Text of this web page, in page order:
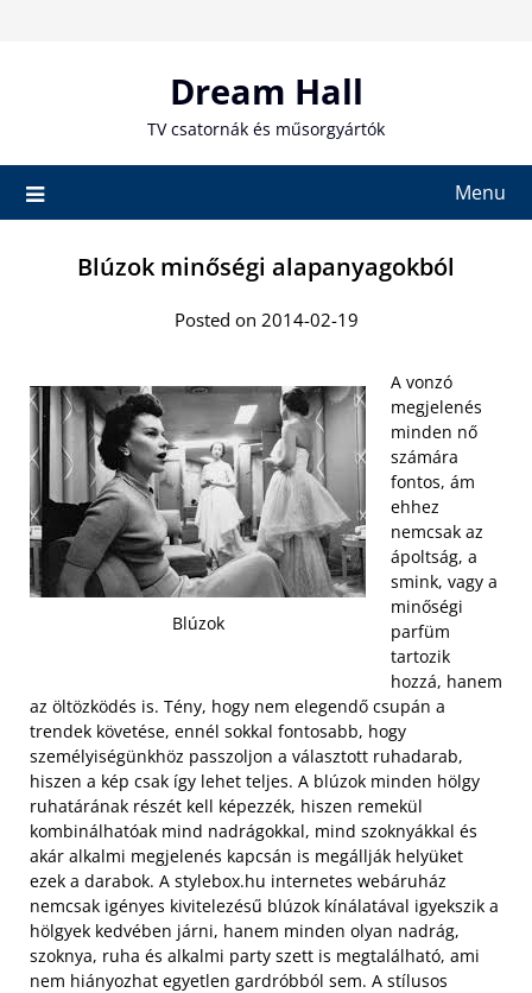
Dream Hall
TV csatornák és műsorgyártók
Menu
Blúzok minőségi alapanyagokból
Posted on 2014-02-19
Blúzok
A vonzó
megjelenés
minden nő
számára
fontos, ám
ehhez
nemcsak az
ápoltság, a
smink, vagy a
minőségi
parfüm
tartozik
hozzá, hanem
az öltözködés is. Tény, hogy nem elegendő csupán a
trendek követése, ennél sokkal fontosabb, hogy
személyiségünkhöz passzoljon a választott ruhadarab,
hiszen a kép csak így lehet teljes. A blúzok minden hölgy
ruhatárának részét kell képezzék, hiszen remekül
kombinálhatóak mind nadrágokkal, mind szoknyákkal és
akár alkalmi megjelenés kapcsán is megállják helyüket
ezek a darabok. A stylebox.hu internetes webáruház
nemcsak igényes kivitelezésű blúzok kínálatával igyekszik a
hölgyek kedvében járni, hanem minden olyan nadrág,
szoknya, ruha és alkalmi party szett is megtalálható, ami
nem hiányozhat egyetlen gardróbból sem. A stílusos